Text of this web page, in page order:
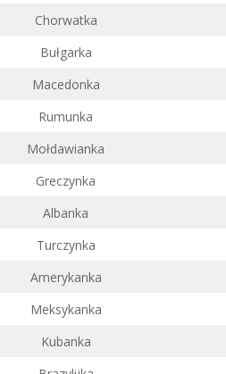
Chorwatka
Bułgarka
Macedonka
Rumunka
Mołdawianka
Greczynka
Albanka
Turczynka
Amerykanka
Meksykanka
Kubanka